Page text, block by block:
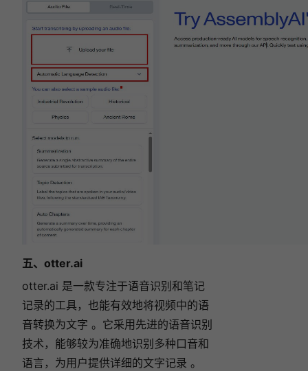
五、 otter.ai
otter.ai 是一款专注于语音识别和笔记
记录的工具，也能有效地将视频中的语
音转换为文字 。它采用先进的语音识别
技术，能够较为准确地识别多种口音和
语言，为用户提供详细的文字记录 。